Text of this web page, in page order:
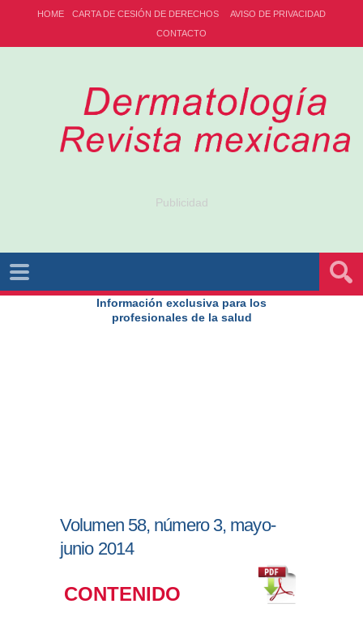
HOME CARTA DE CESIÓN DE DERECHOS
AVISO DE PRIVACIDAD
CONTACTO
Publicidad
Información exclusiva para los
profesionales de la salud
Volumen 58, número 3, mayo-
junio 2014
CONTENIDO